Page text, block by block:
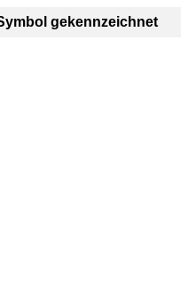
gekennzeichnet